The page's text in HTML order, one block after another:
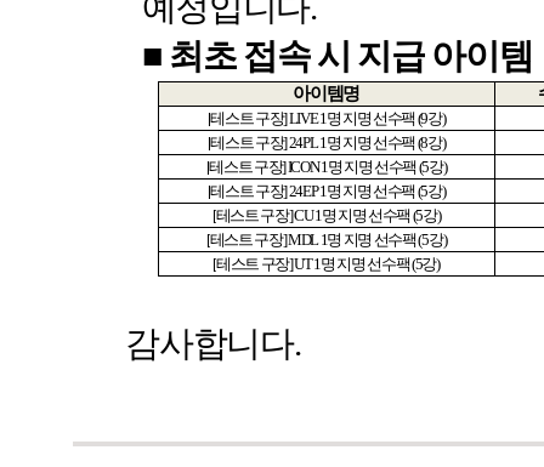
■ 최초 접속 시 지급 아이템
아이템명
[테스트 구장] LIVE 1명 지명 선수팩 (9강)
[테스트 구장] 24PL 1명 지명 선수팩 (8강)
[테스트 구장] ICON 1명 지명 선수팩 (5강)
[테스트 구장] 24EP 1명 지명 선수팩 (5강)
[테스트 구장] CU 1명 지명 선수팩 (5강)
[테스트 구장] MDL 1명 지명 선수팩(5강)
[테스트 구장] UT 1명 지명 선수팩(5강)
감사합니다.